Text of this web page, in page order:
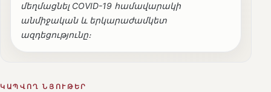
մեղմացնել COVID-19 համավարակի
անմիջական և երկարաժամկետ
ազդեցությունը։
ԿԱՊՎՈՂ ՆՅՈՒԹԵՐ